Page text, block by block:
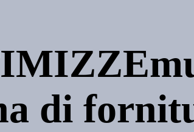
asciugamano
logo
all'ingrosso di
a
Logo
Regalo
Grigio Piccolodi